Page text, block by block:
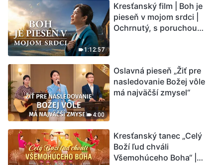
1:12:57
Kresťanský film | Boh je
pieseň v mojom srdci |
Ochrnutý, s poruchou
4:00
Oslavná pieseň „Žiť pre
nasledovanie Božej vôle
má najväčší zmysel“
Kresťanský tanec „Celý
Boží ľud chváli
Všemohúceho Boha“ |